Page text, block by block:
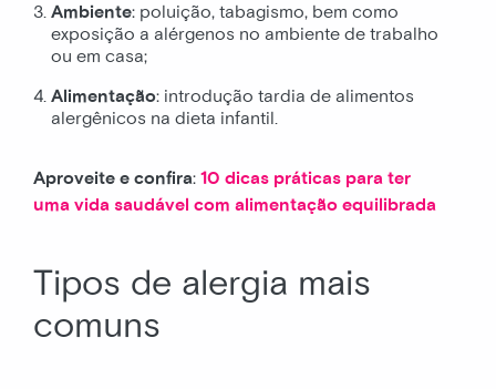
Ambiente: poluição, tabagismo, bem como
exposição a alérgenos no ambiente de trabalho
ou em casa;
Alimentação: introdução tardia de alimentos
alergênicos na dieta infantil.
Aproveite e confira: 10 dicas práticas para ter
uma vida saudável com alimentação equilibrada
Tipos de alergia mais
comuns